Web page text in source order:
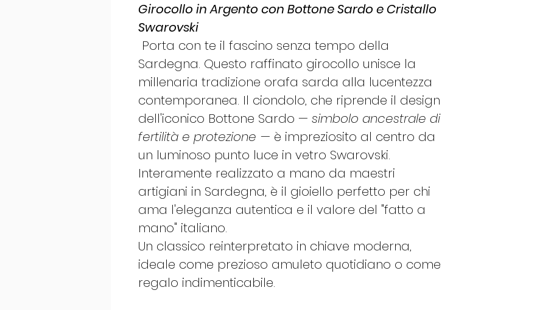
Girocollo in Argento con Bottone Sardo e Cristallo
Swarovski
Porta con te il fascino senza tempo della
Sardegna. Questo raffinato girocollo unisce la
millenaria tradizione orafa sarda alla lucentezza
contemporanea. Il ciondolo, che riprende il design
dell'iconico Bottone Sardo — simbolo ancestrale di
fertilità e protezione — è impreziosito al centro da
un luminoso punto luce in vetro Swarovski.
Interamente realizzato a mano da maestri
artigiani in Sardegna, è il gioiello perfetto per chi
ama l'eleganza autentica e il valore del "fatto a
mano" italiano.
Un classico reinterpretato in chiave moderna,
ideale come prezioso amuleto quotidiano o come
regalo indimenticabile.